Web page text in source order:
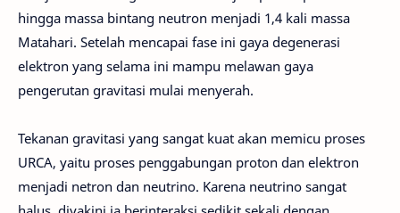
hingga massa bintang neutron menjadi 1,4 kali massa
Matahari. Setelah mencapai fase ini gaya degenerasi
elektron yang selama ini mampu melawan gaya
pengerutan gravitasi mulai menyerah.
Tekanan gravitasi yang sangat kuat akan memicu proses
URCA, yaitu proses penggabungan proton dan elektron
menjadi netron dan neutrino. Karena neutrino sangat